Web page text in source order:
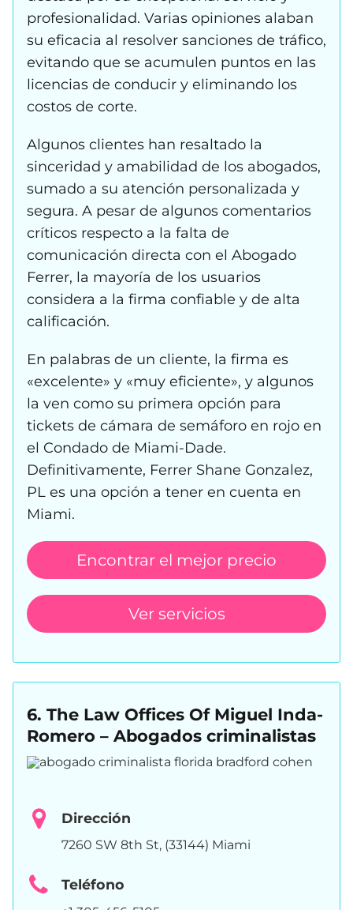
profesionalidad. Varias opiniones alaban
su eficacia al resolver sanciones de tráfico,
evitando que se acumulen puntos en las
licencias de conducir y eliminando los
costos de corte.
Algunos clientes han resaltado la
sinceridad y amabilidad de los abogados,
sumado a su atención personalizada y
segura. A pesar de algunos comentarios
críticos respecto a la falta de
comunicación directa con el Abogado
Ferrer, la mayoría de los usuarios
considera a la firma confiable y de alta
calificación.
En palabras de un cliente, la firma es
«excelente» y «muy eficiente», y algunos
la ven como su primera opción para
tickets de cámara de semáforo en rojo en
el Condado de Miami-Dade.
Definitivamente, Ferrer Shane Gonzalez,
PL es una opción a tener en cuenta en
Miami.
Encontrar el mejor precio
Ver servicios
6. The Law Offices Of Miguel Inda-
Romero – Abogados criminalistas
Dirección
7260 SW 8th St, (33144) Miami
Teléfono